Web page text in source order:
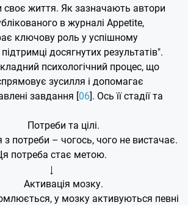
своє життя. Як зазначають автори
в журналі Appetite,
ключову роль у успішному
досягнутих результатів".
психологічний процес, що
зусилля і допомагає
завдання [06]. Ось її стадії та
Потреби та цілі.
з потреби – чогось, чого не вистачає.
потреба стає метою.
↓
Активація мозку.
у мозку активуються певні